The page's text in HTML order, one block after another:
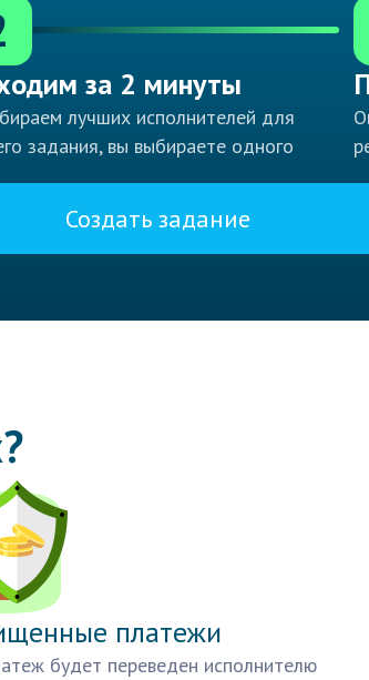
за 2 минуты
лучших исполнителей для
задания, вы выбираете одного
Создать задание
платежи
будет переведен исполнителю